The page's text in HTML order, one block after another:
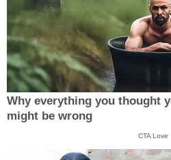
Why everything you thought
might be wrong
CTA Love